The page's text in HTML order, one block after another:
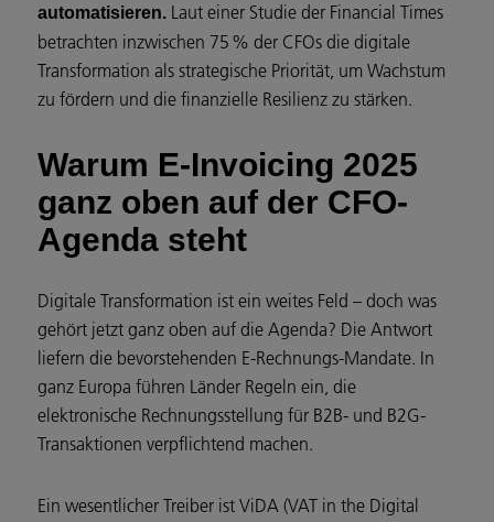
automatisieren. Laut einer Studie der Financial Times
betrachten inzwischen 75 % der CFOs die digitale
Transformation als strategische Priorität, um Wachstum
zu fördern und die finanzielle Resilienz zu stärken.
Warum E-Invoicing 2025
ganz oben auf der CFO-
Agenda steht
Digitale Transformation ist ein weites Feld – doch was
gehört jetzt ganz oben auf die Agenda? Die Antwort
liefern die bevorstehenden E‑Rechnungs‑Mandate. In
ganz Europa führen Länder Regeln ein, die
elektronische Rechnungsstellung für B2B- und B2G-
Transaktionen verpflichtend machen.
Ein wesentlicher Treiber ist ViDA (VAT in the Digital